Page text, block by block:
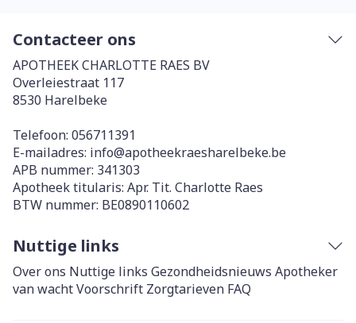
Contacteer ons
APOTHEEK CHARLOTTE RAES BV
Overleiestraat 117
8530 Harelbeke
Telefoon: 056711391
E-mailadres: info@apotheekraesharelbeke.be
APB nummer: 341303
Apotheek titularis: Apr. Tit. Charlotte Raes
BTW nummer: BE0890110602
Nuttige links
Over ons Nuttige links Gezondheidsnieuws Apotheker
van wachtVoorschrift Zorgtarieven FAQ